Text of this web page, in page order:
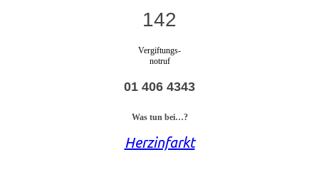
142
Vergiftungs-
notruf
01 406 4343
Was tun bei…?
Herzinfarkt